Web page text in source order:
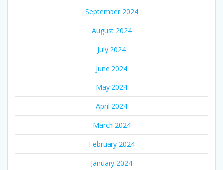
September 2024
August 2024
July 2024
June 2024
May 2024
April 2024
March 2024
February 2024
January 2024